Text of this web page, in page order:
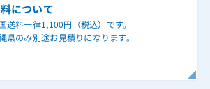
について
送料一律1,100円（税込）です。
県のみ別途お見積りになります。